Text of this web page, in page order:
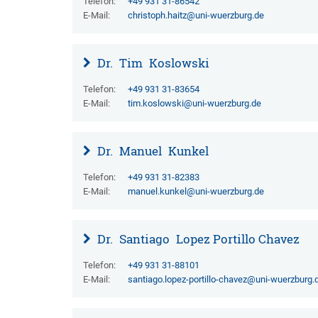
E-Mail:
christoph.haitz@uni-wuerzburg.de
Dr. Tim Koslowski
Telefon:
+49 931 31-83654
E-Mail:
tim.koslowski@uni-wuerzburg.de
Dr. Manuel Kunkel
Telefon:
+49 931 31-82383
E-Mail:
manuel.kunkel@uni-wuerzburg.de
Dr. Santiago Lopez Portillo Chavez
Telefon:
+49 931 31-88101
E-Mail:
santiago.lopez-portillo-chavez@uni-